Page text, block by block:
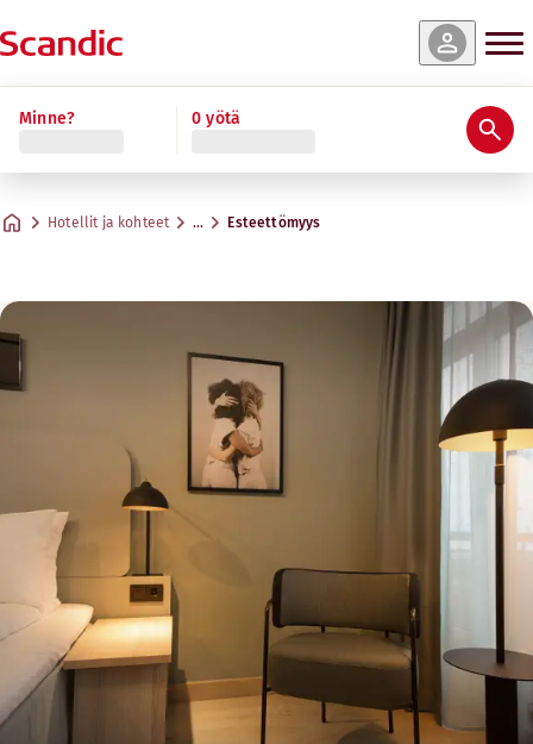
Minne? 0 yötä
Hotellit ja kohteet … Esteettömyys